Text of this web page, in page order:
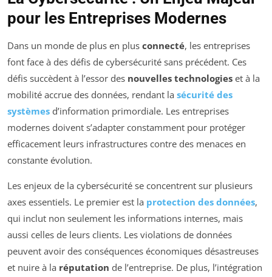
pour les Entreprises Modernes
Dans un monde de plus en plus connecté, les entreprises
font face à des défis de cybersécurité sans précédent. Ces
défis succèdent à l’essor des nouvelles technologies et à la
mobilité accrue des données, rendant la sécurité des
systèmes d’information primordiale. Les entreprises
modernes doivent s’adapter constamment pour protéger
efficacement leurs infrastructures contre des menaces en
constante évolution.
Les enjeux de la cybersécurité se concentrent sur plusieurs
axes essentiels. Le premier est la protection des données,
qui inclut non seulement les informations internes, mais
aussi celles de leurs clients. Les violations de données
peuvent avoir des conséquences économiques désastreuses
et nuire à la réputation de l’entreprise. De plus, l’intégration